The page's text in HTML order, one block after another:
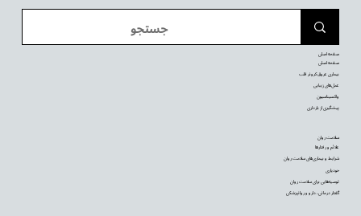
سلامت روان
علائم و رفتارها
شرایط و بیماری‌های سلامت روان
خودیاری
توصیه‌‌هایی برای سلامت روان
گفتار درمانی، دارو و روانپزشکی
صفحه اصلی
صفحه اصلی
بیماری عروق کرونر قلب
عمل‌های زیبایی
واکسیناسیون
پیشگیری از بارداری